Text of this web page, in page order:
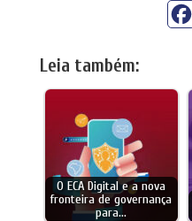
Leia também:
O ECA Digital e a nova
fronteira de governança
para…